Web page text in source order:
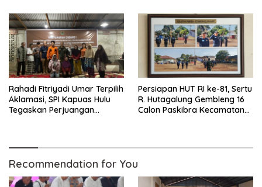
Rahadi Fitriyadi Umar Terpilih
Aklamasi, SPI Kapuas Hulu
Tegaskan Perjuangan
Persiapan HUT RI ke-81, Sertu
R. Hutagalung Gembleng 16
Calon Paskibra Kecamatan
Recommendation for You